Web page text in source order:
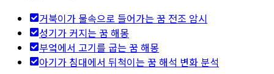
거북이가 물속으로 들어가는 꿈 전조 암시
성기가 커지는 꿈 해몽
부엌에서 고기를 굽는 꿈 해몽
아기가 침대에서 뒤척이는 꿈 해석 변화 분석